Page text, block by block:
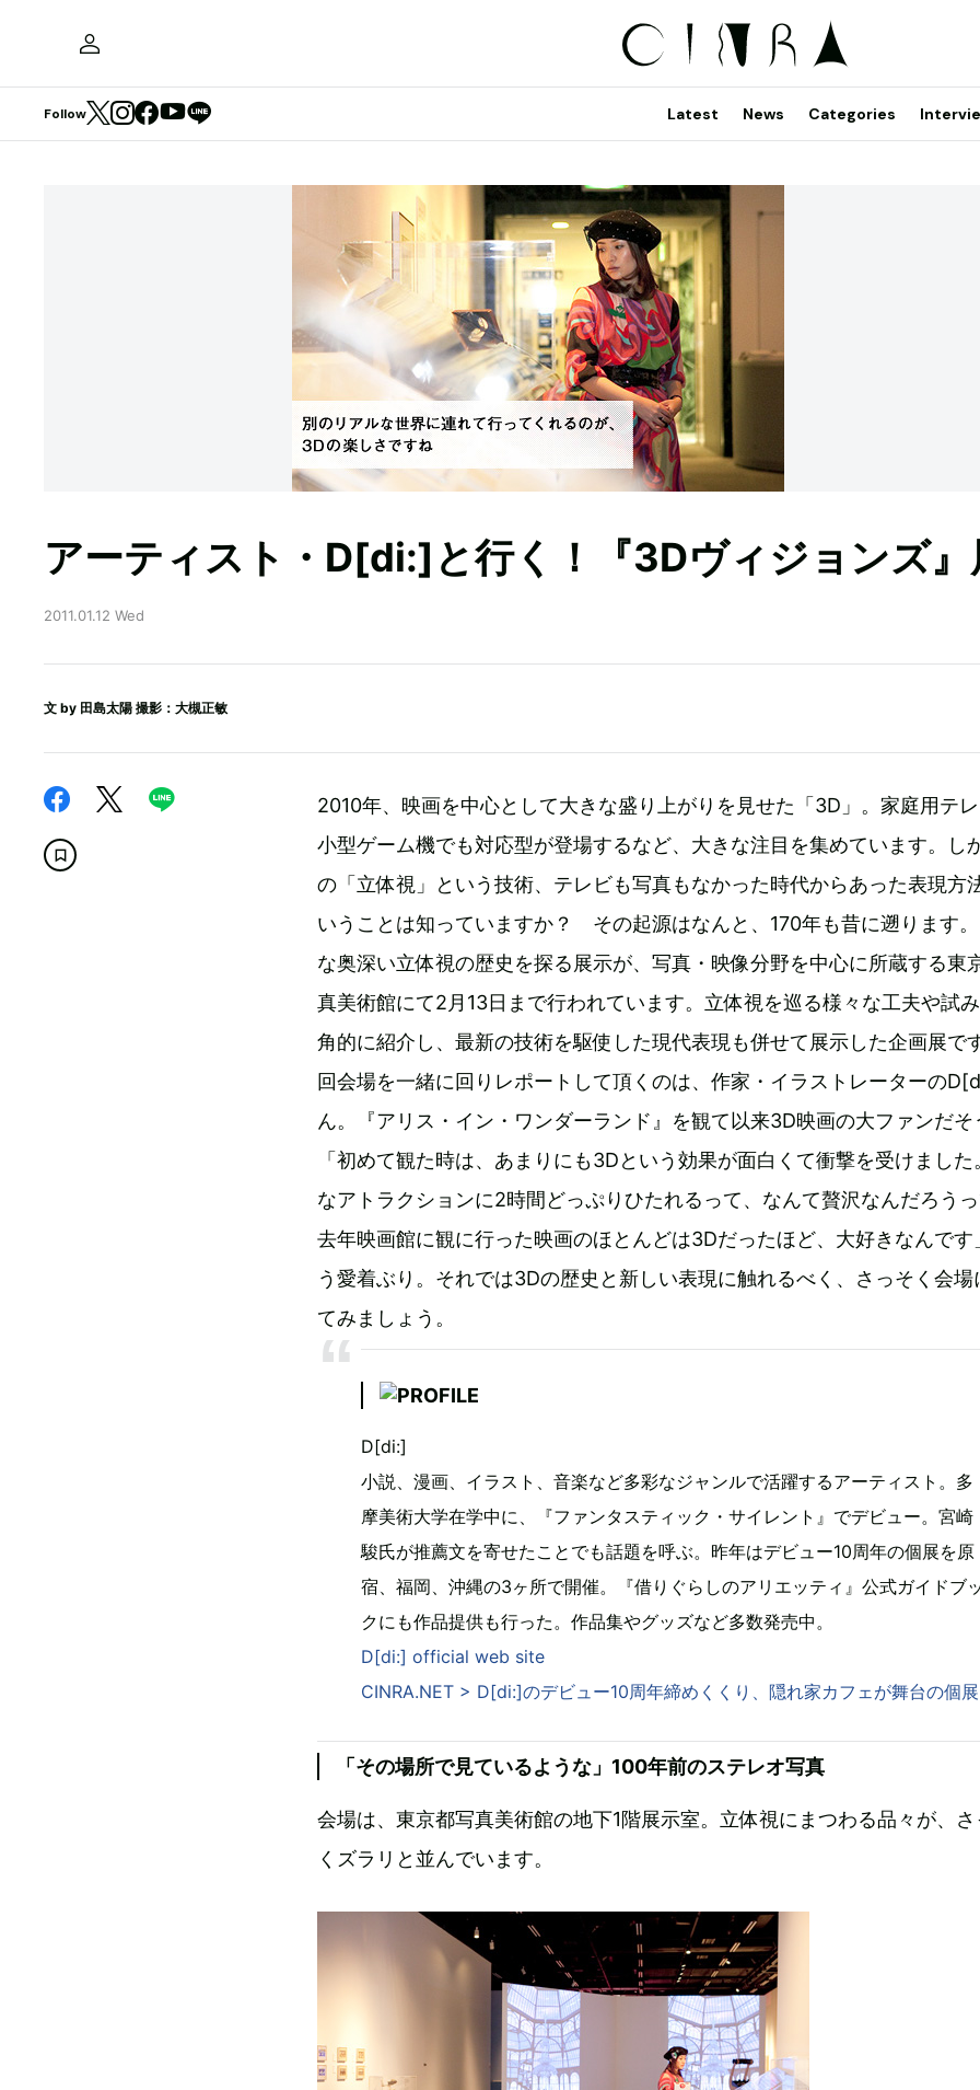
Follow Latest News Categories
アーティスト・D[di:]と行く！『3Dヴィジョンズ』
2011.01.12 Wed
文 by 田島太陽 撮影：大槻正敏
2010年、映画を中心として大きな盛り上がりを見せた「3D」。家庭用テ
小型ゲーム機でも対応型が登場するなど、大きな注目を集めています。し
の「立体視」という技術、テレビも写真もなかった時代からあった表現方
いうことは知っていますか？ その起源はなんと、170年も昔に遡ります
な奥深い立体視の歴史を探る展示が、写真・映像分野を中心に所蔵する東
真美術館にて2月13日まで行われています。立体視を巡る様々な工夫や試
角的に紹介し、最新の技術を駆使した現代表現も併せて展示した企画展で
回会場を一緒に回りレポートして頂くのは、作家・イラストレーターの
ん。『アリス・イン・ワンダーランド』を観て以来3D映画の大ファンだそ
「初めて観た時は、あまりにも3Dという効果が面白くて衝撃を受けました
なアトラクションに2時間どっぷりひたれるって、なんて贅沢なんだろう
去年映画館に観に行った映画のほとんどは3Dだったほど、大好きなんです
う愛着ぶり。それでは3Dの歴史と新しい表現に触れるべく、さっそく会場
てみましょう。
D[di:]
小説、漫画、イラスト、音楽など多彩なジャンルで活躍するアーティスト。多
摩美術大学在学中に、『ファンタスティック・サイレント』でデビュー。宮崎
駿氏が推薦文を寄せたことでも話題を呼ぶ。昨年はデビュー10周年の個展を原
宿、福岡、沖縄の3ヶ所で開催。『借りぐらしのアリエッティ』公式ガイドブ
クにも作品提供も行った。作品集やグッズなど多数発売中。
D[di:] official web site
CINRA.NET > D[di:]のデビュー10周年締めくくり、隠れ家カフェが舞台の個展
「その場所で見ているような」100年前のステレオ写真
会場は、東京都写真美術館の地下1階展示室。立体視にまつわる品々が、
くズラリと並んでいます。